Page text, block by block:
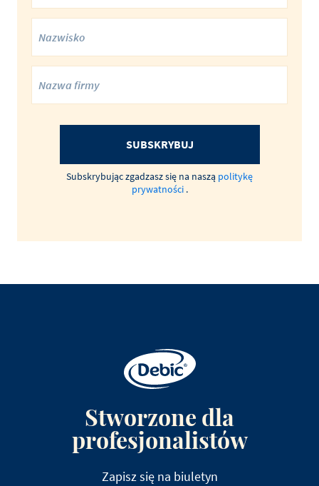
SUBSKRYBUJ
Subskrybując zgadzasz się na naszą politykę
prywatności .
Stworzone dla
profesjonalistów
Zapisz się na biuletyn